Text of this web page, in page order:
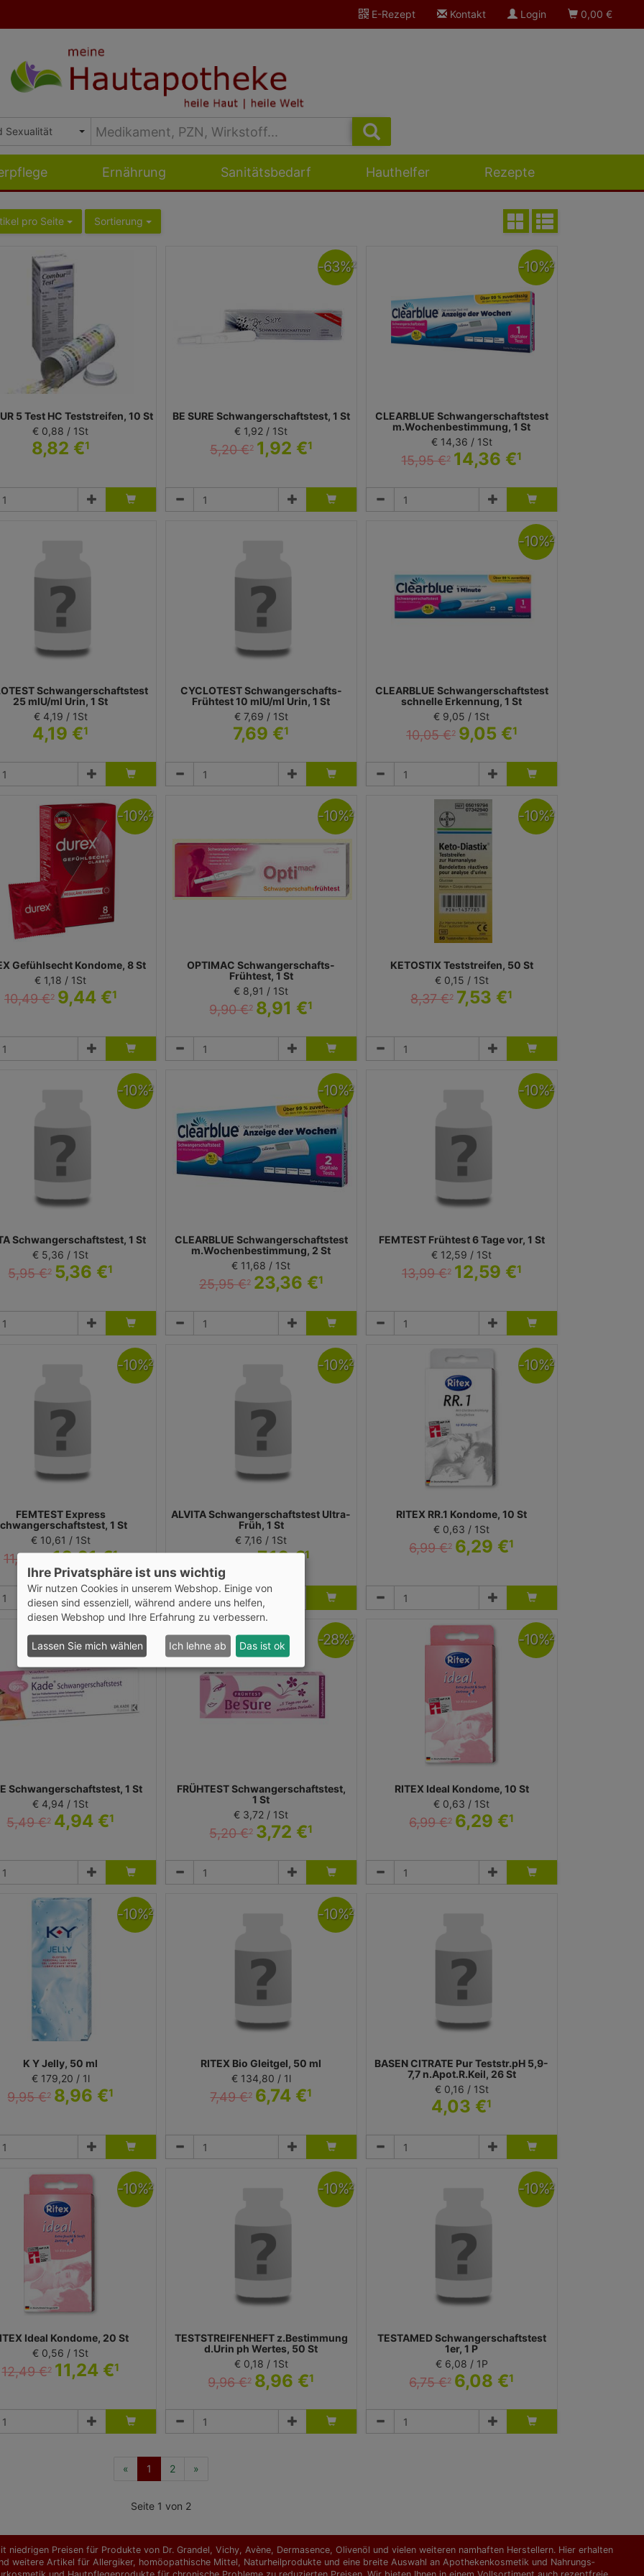
E-Rezept Kontakt Login 0,00 €
Ernährung Sanitätsbedarf Hauthelfer Rezepte
pro Seite Sortierung
5 Test HC Teststreifen, 10 St
€ 0,88 / 1St
8,82 €1
Teststreifen
Diagnostics Deutschland GmbH
BE SURE Schwangerschaftstest, 1 St
€ 1,92 / 1St
5,20 €2 1,92 €1
Test
Pharma Peter GmbH
-63%2
CLEARBLUE Schwangerschaftstest
m.Wochenbestimmung, 1 St
€ 14,36 / 1St
15,95 €2 14,36 €1
Test
WICK Pharma - Zweigniederlassung der Procter &
-10%2
Schwangerschaftstest
25 mlU/ml Urin, 1 St
€ 4,19 / 1St
4,19 €1
Test
Uebe Medical GmbH
CYCLOTEST Schwangerschafts-
Frühtest 10 mlU/ml Urin, 1 St
€ 7,69 / 1St
7,69 €1
Test
Uebe Medical GmbH
CLEARBLUE Schwangerschaftstest
schnelle Erkennung, 1 St
€ 9,05 / 1St
10,05 €2 9,05 €1
Test
WICK Pharma - Zweigniederlassung der Procter &
-10%2
Gefühlsecht Kondome, 8 St
€ 1,18 / 1St
10,49 €2 9,44 €1
Kondome
Benckiser Deutschland GmbH
-10%2
OPTIMAC Schwangerschafts-
Frühtest, 1 St
€ 8,91 / 1St
9,90 €2 8,91 €1
Test
-10%2
KETOSTIX Teststreifen, 50 St
€ 0,15 / 1St
8,37 €2 7,53 €1
Teststreifen
Ascensia Diabetes Care Deutschland GmbH
-10%2
Schwangerschaftstest, 1 St
€ 5,36 / 1St
5,95 €2 5,36 €1
Test
Healthcare Deutschland GmbH
-10%2
CLEARBLUE Schwangerschaftstest
m.Wochenbestimmung, 2 St
€ 11,68 / 1St
25,95 €2 23,36 €1
Test
WICK Pharma - Zweigniederlassung der Procter &
-10%2
FEMTEST Frühtest 6 Tage vor, 1 St
€ 12,59 / 1St
13,99 €2 12,59 €1
Test
Perrigo Deutschland GmbH
-10%2
FEMTEST Express
1 St
€ 10,61 / 1St
11,79 € 10,61 €1
Test
Perrigo Deutschland GmbH
-10%2
ALVITA Schwangerschaftstest Ultra-
Früh, 1 St
€ 7,16 / 1St
7,16 €1
Test
Alliance Healthcare Deutschland GmbH
-10%2
RITEX RR.1 Kondome, 10 St
€ 0,63 / 1St
6,99 €2 6,29 €1
Kondome
-10%2
Schwangerschaftstest, 1 St
€ 4,94 / 1St
5,49 €2 4,94 €1
Test
KADE Pharmazeutische Fabrik GmbH
-10%
FRÜHTEST Schwangerschaftstest,
1 St
€ 3,72 / 1St
5,20 €2 3,72 €1
Test
Pharma Peter GmbH
-28%2
RITEX Ideal Kondome, 10 St
€ 0,63 / 1St
6,99 €2 6,29 €1
Kondome
-10%2
K Y Jelly, 50 ml
€ 179,20 / 1l
9,95 €2 8,96 €1
Gel
Benckiser Deutschland GmbH
-10%2
RITEX Bio Gleitgel, 50 ml
€ 134,80 / 1l
7,49 €2 6,74 €1
Gel
-10%2
BASEN CITRATE Pur Teststr.pH 5,9-
7,7 n.Apot.R.Keil, 26 St
€ 0,16 / 1St
4,03 €1
Teststreifen
Madena GmbH & Co. KG
Ideal Kondome, 20 St
€ 0,56 / 1St
12,49 €2 11,24 €1
Kondome
-10%2
TESTSTREIFENHEFT z.Bestimmung
d.Urin ph Wertes, 50 St
€ 0,18 / 1St
9,96 €2 8,96 €1
Teststreifen
Dr. Pfleger Arzneimittel GmbH
-10%2
TESTAMED Schwangerschaftstest
1er, 1 P
€ 6,08 / 1P
6,75 €2 6,08 €1
Test
Sebapharma GmbH & Co. KG
-10%2
« 1 (current)
2 »
Seite 1 von 2
Preisen für Produkte von Dr. Grandel, Vichy, Avène, Dermasence, Olivenöl und vielen weiteren namhaften Herstellern. Hier erhalten
weitere Artikel für Allergiker, homöopathische Mittel, Naturheilprodukte und eine breite Auswahl an Apothekenkosmetik und Nahrungs­
Ihre Privatsphäre ist uns wichtig
Wir nutzen Cookies in unserem Webshop. Einige von
diesen sind essenziell, während andere uns helfen,
diesen Webshop und Ihre Erfahrung zu verbessern.
Lassen Sie mich wählen Ich lehne ab Das ist ok